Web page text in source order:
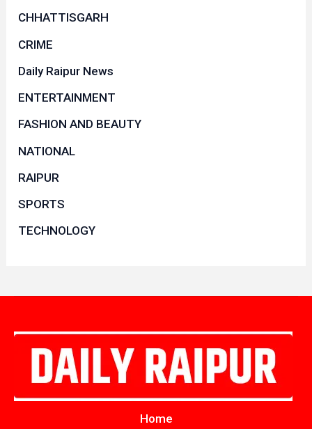
CHHATTISGARH
CRIME
Daily Raipur News
ENTERTAINMENT
FASHION AND BEAUTY
NATIONAL
RAIPUR
SPORTS
TECHNOLOGY
Home